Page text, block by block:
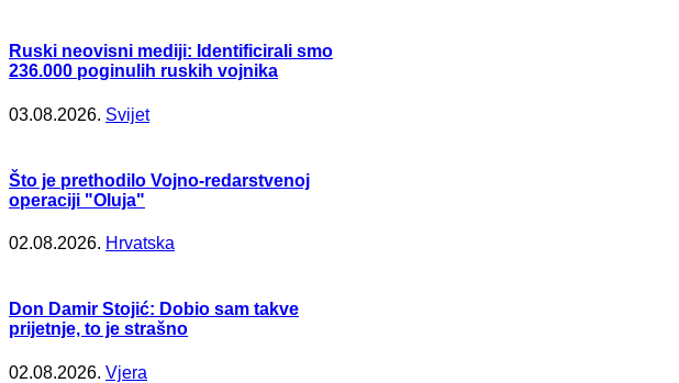
Ruski neovisni mediji: Identificirali smo
236.000 poginulih ruskih vojnika
03.08.2026. Svijet
Što je prethodilo Vojno-redarstvenoj
operaciji "Oluja"
02.08.2026. Hrvatska
Don Damir Stojić: Dobio sam takve
prijetnje, to je strašno
02.08.2026. Vjera